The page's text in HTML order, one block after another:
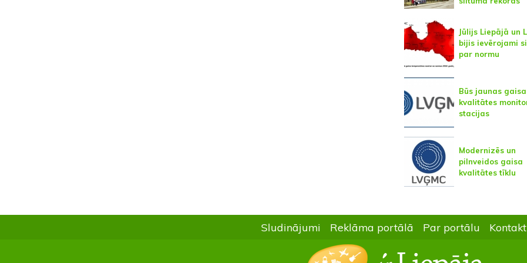
Jūlijs Liepājā un
bijis ievērojami
par normu
Būs jaunas gaisa
kvalitātes
stacijas
Modernizēs un
pilnveidos gaisa
kvalitātes tīklu
Sludinājumi Reklāma portālā Par portālu